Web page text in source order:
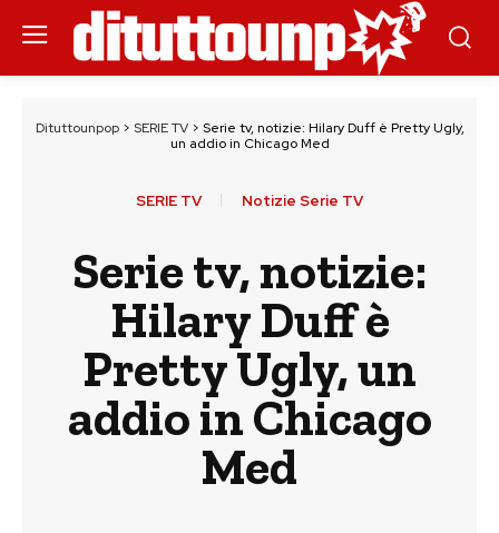
Dituttounpop> SERIE TV> Serie tv, notizie: Hilary Duff è Pretty Ugly,
un addio in Chicago Med
SERIE TV Notizie Serie TV
Serie tv, notizie:
Hilary Duff è
Pretty Ugly, un
addio in Chicago
Med